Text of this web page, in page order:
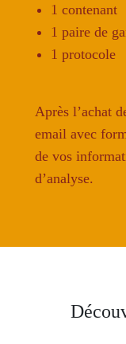
1 contenant
1 paire de
1 protocole
Après l’achat
email avec
de vos
d’analyse.